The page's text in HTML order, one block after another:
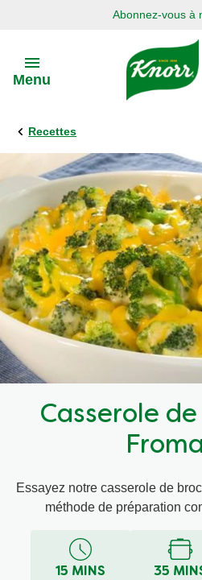
Abonnez-vous à
Menu
Précédent
Explorer
Recettes avec Bouillon
Recettes par Ingrédient
Recettes par Occasion
Recettes par Type de Plat
Recettes
Casserole
Essayez notre casserole de
méthode de préparation
15 MINS 35